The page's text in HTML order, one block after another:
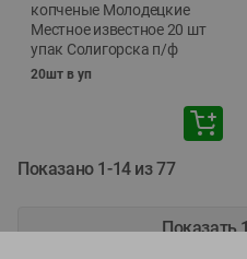
копченые Молодецкие
Местное известное 20 шт
упак Солигорска п/ф
20шт в уп
Показано 1-14 из 77
Показать